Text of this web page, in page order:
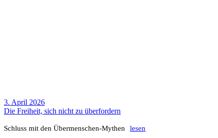
3. April 2026
Die Frei­heit, sich nicht zu über­for­dern
Schluss mit den Über­men­schen-Mythen lesen